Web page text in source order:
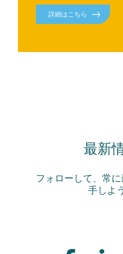
詳細はこちら
最新
フォローして、常
手しよ